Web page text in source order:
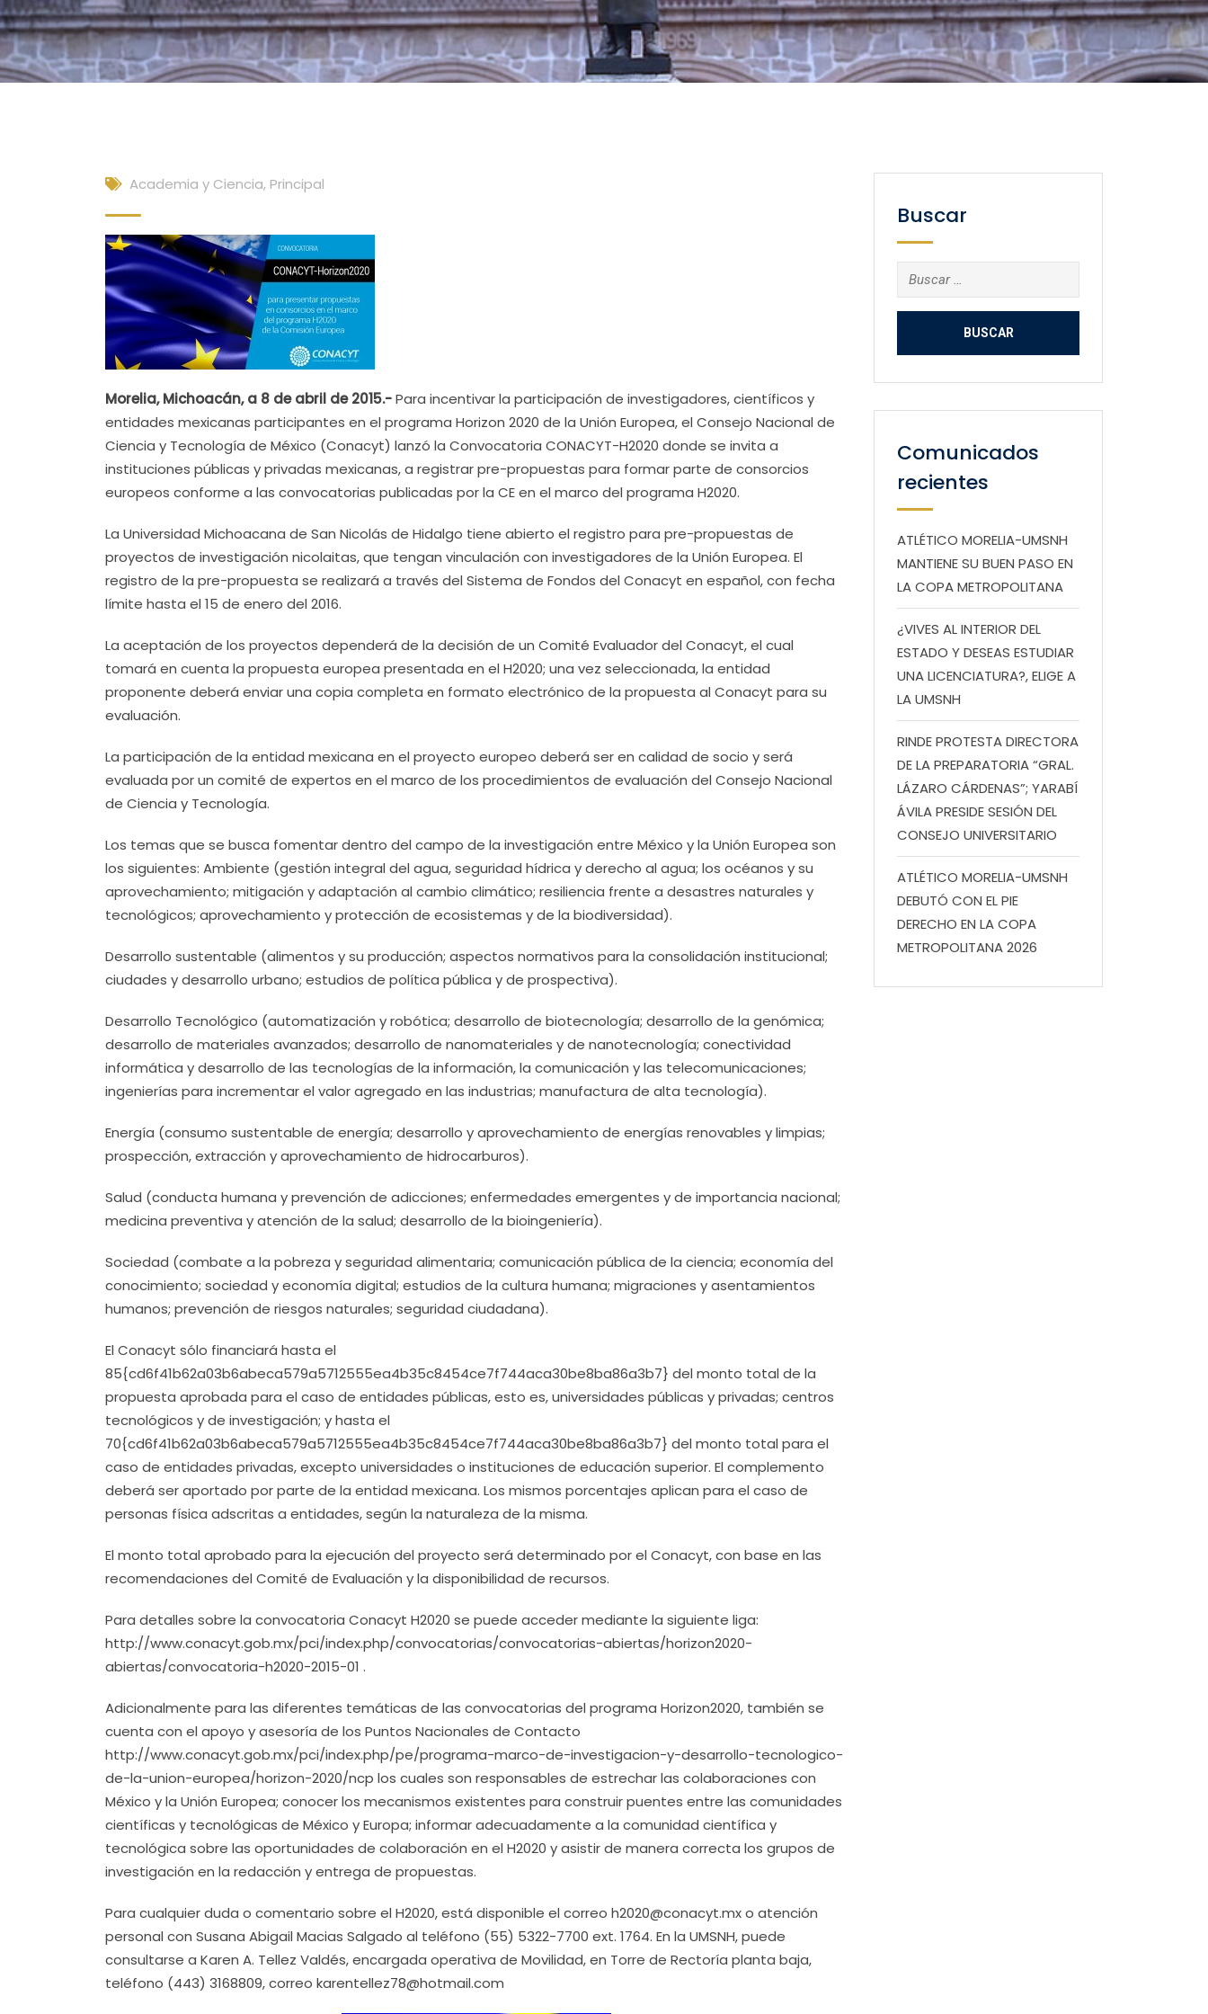
Academia y Ciencia, Principal
Morelia, Michoacán, a 8 de abril de 2015.-Para incentivar la participación de investigadores, científicos y
entidades mexicanas participantes en el programa Horizon 2020 de la Unión Europea, el Consejo Nacional de
Ciencia y Tecnología de México (Conacyt) lanzó la Convocatoria CONACYT-H2020 donde se invita a
instituciones públicas y privadas mexicanas, a registrar pre-propuestas para formar parte de consorcios
europeos conforme a las convocatorias publicadas por la CE en el marco del programa H2020.
La Universidad Michoacana de San Nicolás de Hidalgo tiene abierto el registro para pre-propuestas de
proyectos de investigación nicolaitas, que tengan vinculación con investigadores de la Unión Europea. El
registro de la pre-propuesta se realizará a través del Sistema de Fondos del Conacyt en español, con fecha
límite hasta el 15 de enero del 2016.
La aceptación de los proyectos dependerá de la decisión de un Comité Evaluador del Conacyt, el cual
tomará en cuenta la propuesta europea presentada en el H2020; una vez seleccionada, la entidad
proponente deberá enviar una copia completa en formato electrónico de la propuesta al Conacyt para su
evaluación.
La participación de la entidad mexicana en el proyecto europeo deberá ser en calidad de socio y será
evaluada por un comité de expertos en el marco de los procedimientos de evaluación del Consejo Nacional
de Ciencia y Tecnología.
Los temas que se busca fomentar dentro del campo de la investigación entre México y la Unión Europea son
los siguientes: Ambiente (gestión integral del agua, seguridad hídrica y derecho al agua; los océanos y su
aprovechamiento; mitigación y adaptación al cambio climático; resiliencia frente a desastres naturales y
tecnológicos; aprovechamiento y protección de ecosistemas y de la biodiversidad).
Desarrollo sustentable (alimentos y su producción; aspectos normativos para la consolidación institucional;
ciudades y desarrollo urbano; estudios de política pública y de prospectiva).
Desarrollo Tecnológico (automatización y robótica; desarrollo de biotecnología; desarrollo de la genómica;
desarrollo de materiales avanzados; desarrollo de nanomateriales y de nanotecnología; conectividad
informática y desarrollo de las tecnologías de la información, la comunicación y las telecomunicaciones;
ingenierías para incrementar el valor agregado en las industrias; manufactura de alta tecnología).
Energía (consumo sustentable de energía; desarrollo y aprovechamiento de energías renovables y limpias;
prospección, extracción y aprovechamiento de hidrocarburos).
Salud (conducta humana y prevención de adicciones; enfermedades emergentes y de importancia nacional;
medicina preventiva y atención de la salud; desarrollo de la bioingeniería).
Sociedad (combate a la pobreza y seguridad alimentaria; comunicación pública de la ciencia; economía del
conocimiento; sociedad y economía digital; estudios de la cultura humana; migraciones y asentamientos
humanos; prevención de riesgos naturales; seguridad ciudadana).
El Conacyt sólo financiará hasta el
85{cd6f41b62a03b6abeca579a5712555ea4b35c8454ce7f744aca30be8ba86a3b7} del monto total de la
propuesta aprobada para el caso de entidades públicas, esto es, universidades públicas y privadas; centros
tecnológicos y de investigación; y hasta el
70{cd6f41b62a03b6abeca579a5712555ea4b35c8454ce7f744aca30be8ba86a3b7} del monto total para el
caso de entidades privadas, excepto universidades o instituciones de educación superior. El complemento
deberá ser aportado por parte de la entidad mexicana. Los mismos porcentajes aplican para el caso de
personas física adscritas a entidades, según la naturaleza de la misma.
El monto total aprobado para la ejecución del proyecto será determinado por el Conacyt, con base en las
recomendaciones del Comité de Evaluación y la disponibilidad de recursos.
Para detalles sobre la convocatoria Conacyt H2020 se puede acceder mediante la siguiente liga:
http://www.conacyt.gob.mx/pci/index.php/convocatorias/convocatorias-abiertas/horizon2020-
abiertas/convocatoria-h2020-2015-01 .
Adicionalmente para las diferentes temáticas de las convocatorias del programa Horizon2020, también se
cuenta con el apoyo y asesoría de los Puntos Nacionales de Contacto
http://www.conacyt.gob.mx/pci/index.php/pe/programa-marco-de-investigacion-y-desarrollo-tecnologico-
de-la-union-europea/horizon-2020/ncp los cuales son responsables de estrechar las colaboraciones con
México y la Unión Europea; conocer los mecanismos existentes para construir puentes entre las comunidades
científicas y tecnológicas de México y Europa; informar adecuadamente a la comunidad científica y
tecnológica sobre las oportunidades de colaboración en el H2020 y asistir de manera correcta los grupos de
investigación en la redacción y entrega de propuestas.
Para cualquier duda o comentario sobre el H2020, está disponible el correo h2020@conacyt.mx o atención
personal con Susana Abigail Macias Salgado al teléfono (55) 5322-7700 ext. 1764. En la UMSNH, puede
consultarse a Karen A. Tellez Valdés, encargada operativa de Movilidad, en Torre de Rectoría planta baja,
teléfono (443) 3168809, correo karentellez78@hotmail.com
Buscar
Buscar:
Comunicados
recientes
ATLÉTICO MORELIA-UMSNH
MANTIENE SU BUEN PASO EN
LA COPA METROPOLITANA
¿VIVES AL INTERIOR DEL
ESTADO Y DESEAS ESTUDIAR
UNA LICENCIATURA?, ELIGE A
LA UMSNH
RINDE PROTESTA DIRECTORA
DE LA PREPARATORIA “GRAL.
LÁZARO CÁRDENAS”; YARABÍ
ÁVILA PRESIDE SESIÓN DEL
CONSEJO UNIVERSITARIO
ATLÉTICO MORELIA-UMSNH
DEBUTÓ CON EL PIE
DERECHO EN LA COPA
METROPOLITANA 2026